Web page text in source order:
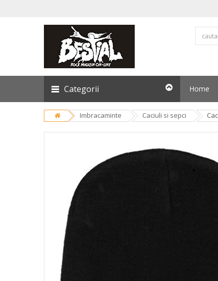
Categorii Home
Imbracaminte Caciuli si sepci